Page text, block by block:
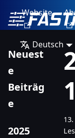
Website
Deutsch
Neuest
e
Beiträg
e
2025